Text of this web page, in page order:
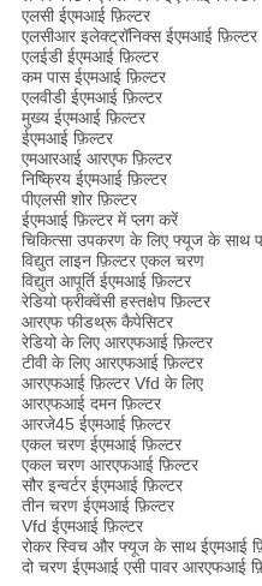
एलसी ईएमआई फ़िल्टर
एलसीआर इलेक्ट्रॉनिक्स ईएमआई फ़िल्टर
एलईडी ईएमआई फ़िल्टर
कम पास ईएमआई फ़िल्टर
एलवीडी ईएमआई फ़िल्टर
मुख्य ईएमआई फ़िल्टर
ईएमआई फ़िल्टर
एमआरआई आरएफ फ़िल्टर
निष्क्रिय ईएमआई फ़िल्टर
पीएलसी शोर फ़िल्टर
ईएमआई फ़िल्टर में प्लग करें
चिकित्सा उपकरण के लिए फ्यूज के साथ
विद्युत लाइन फ़िल्टर एकल चरण
विद्युत आपूर्ति ईएमआई फ़िल्टर
रेडियो फ्रीक्वेंसी हस्तक्षेप फ़िल्टर
आरएफ फीडथ्रू कैपेसिटर
रेडियो के लिए आरएफआई फ़िल्टर
टीवी के लिए आरएफआई फ़िल्टर
आरएफआई फ़िल्टर Vfd के लिए
आरएफआई दमन फ़िल्टर
आरजे45 ईएमआई फ़िल्टर
एकल चरण ईएमआई फ़िल्टर
एकल चरण आरएफआई फ़िल्टर
सौर इन्वर्टर ईएमआई फ़िल्टर
तीन चरण ईएमआई फ़िल्टर
Vfd ईएमआई फ़िल्टर
रोकर स्विच और फ्यूज के साथ ईएमआई
दो चरण ईएमआई एसी पावर आरएफआई